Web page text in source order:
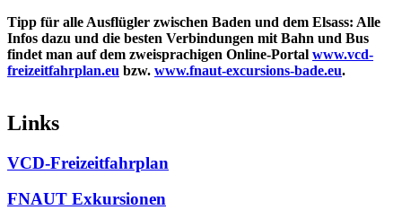
Tipp für alle Ausflügler zwischen Baden und dem Elsass: Alle
Infos dazu und die besten Verbindungen mit Bahn und Bus
findet man auf dem zweisprachigen Online-Portal www.vcd-
freizeitfahrplan.eu bzw. www.fnaut-excursions-bade.eu.
Links
VCD-Freizeitfahrplan
FNAUT Exkursionen